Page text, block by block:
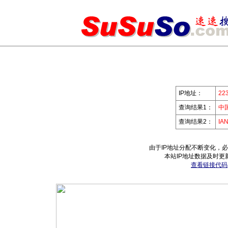
IP地址：
查询结果1：
中
查询结果2：
由于IP地址分配不断变化，
本站IP地址数据及时更
查看链接代码